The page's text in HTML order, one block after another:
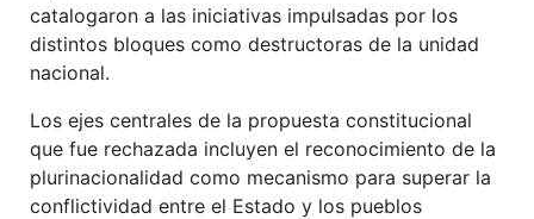
catalogaron a las iniciativas impulsadas por los
distintos bloques como destructoras de la unidad
nacional.
Los ejes centrales de la propuesta constitucional
que fue rechazada incluyen el reconocimiento de la
plurinacionalidad como mecanismo para superar la
conflictividad entre el Estado y los pueblos